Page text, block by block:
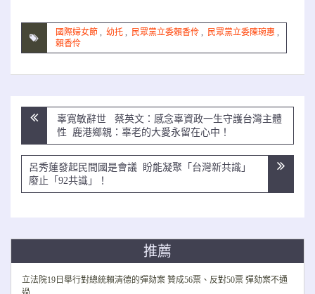
國際婦女節 , 幼托 , 民眾黨立委賴香伶 , 民眾黨立委陳琬惠 ,
賴香伶
文
導
覽
辜寬敏辭世 蔡英文：感念辜資政一生守護台灣主體
性 鹿港鄉親：辜老的大愛永留在心中！
呂秀蓮發起民間國是會議 盼能凝聚「台灣新共識」
廢止「92共識」！
推薦
立法院19日舉行對總統賴清德的彈劾案 贊成56票、反對50票 彈劾案不通